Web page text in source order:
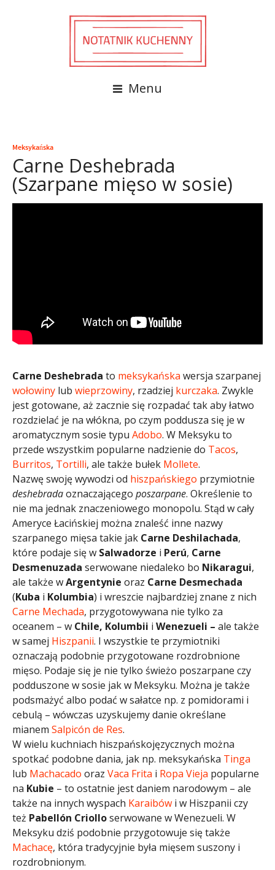
Menu
Meksykańska
Carne Deshebrada
(Szarpane mięso w sosie)
Carne Deshebrada to meksykańska wersja szarpanej
wołowiny lub wieprzowiny, rzadziej kurczaka. Zwykle
jest gotowane, aż zacznie się rozpadać tak aby łatwo
rozdzielać je na włókna, po czym poddusza się je w
aromatycznym sosie typu Adobo. W Meksyku to
przede wszystkim popularne nadzienie do Tacos,
Burritos, Tortilli, ale także bułek Mollete.
Nazwę swoję wywodzi od hiszpańskiego przymiotnie
deshebradaoznaczającego poszarpane. Określenie to
nie ma jednak znaczeniowego monopolu. Stąd w cały
Ameryce Łacińskiej można znaleść inne nazwy
szarpanego mięsa takie jak Carne Deshilachada,
które podaje się w Salwadorze i Perú, Carne
Desmenuzada serwowane niedaleko bo Nikaragui,
ale także wArgentynie oraz Carne Desmechada
(Kuba i Kolumbia) i wreszcie najbardziej znane z nich
Carne Mechada, przygotowywana nie tylko za
oceanem – w Chile, Kolumbii i Wenezueli – ale także
w samej Hiszpanii. I wszystkie te przymiotniki
oznaczają podobnie przygotowane rozdrobnione
mięso. Podaje się je nie tylko świeżo poszarpane czy
podduszone w sosie jak w Meksyku. Można je także
podsmażyć albo podać w sałatce np. z pomidorami i
cebulą – wówczas uzyskujemy danie określane
mianem Salpicón de Res.
W wielu kuchniach hiszpańskojęzycznych można
spotkać podobne dania, jak np. meksykańska Tinga
lub Machacado oraz Vaca Frita i Ropa Vieja popularne
na Kubie – to ostatnie jest daniem narodowym – ale
także na innych wyspach Karaibów i w Hiszpanii czy
też Pabellón Criolloserwowane w Wenezueli. W
Meksyku dziś podobnie przygotowuje się także
Machacę, która tradycyjnie była mięsem suszony i
rozdrobnionym.